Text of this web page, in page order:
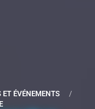
ET ÉVÉNEMENTS
/